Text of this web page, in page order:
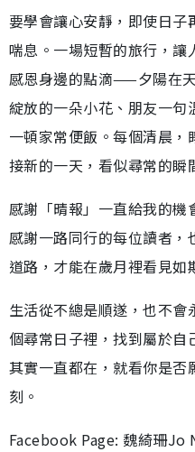
要學會讓心安靜，即使日
喘息。一場短暫的旅行，
感恩身邊的點滴——夕陽在
綻放的一朵小花、朋友一
一頓家常便飯。每個清晨
接新的一天，看似尋常的瞬
感謝「晴報」一直給我的機
感謝一路同行的每位讀者
道路，才能在歲月裡看見如
生活從不總是順遂，也不
個尋常日子裡，找到屬於自
其實一直都在，就看你是
刻。
Facebook Page: 魏綺珊Jo